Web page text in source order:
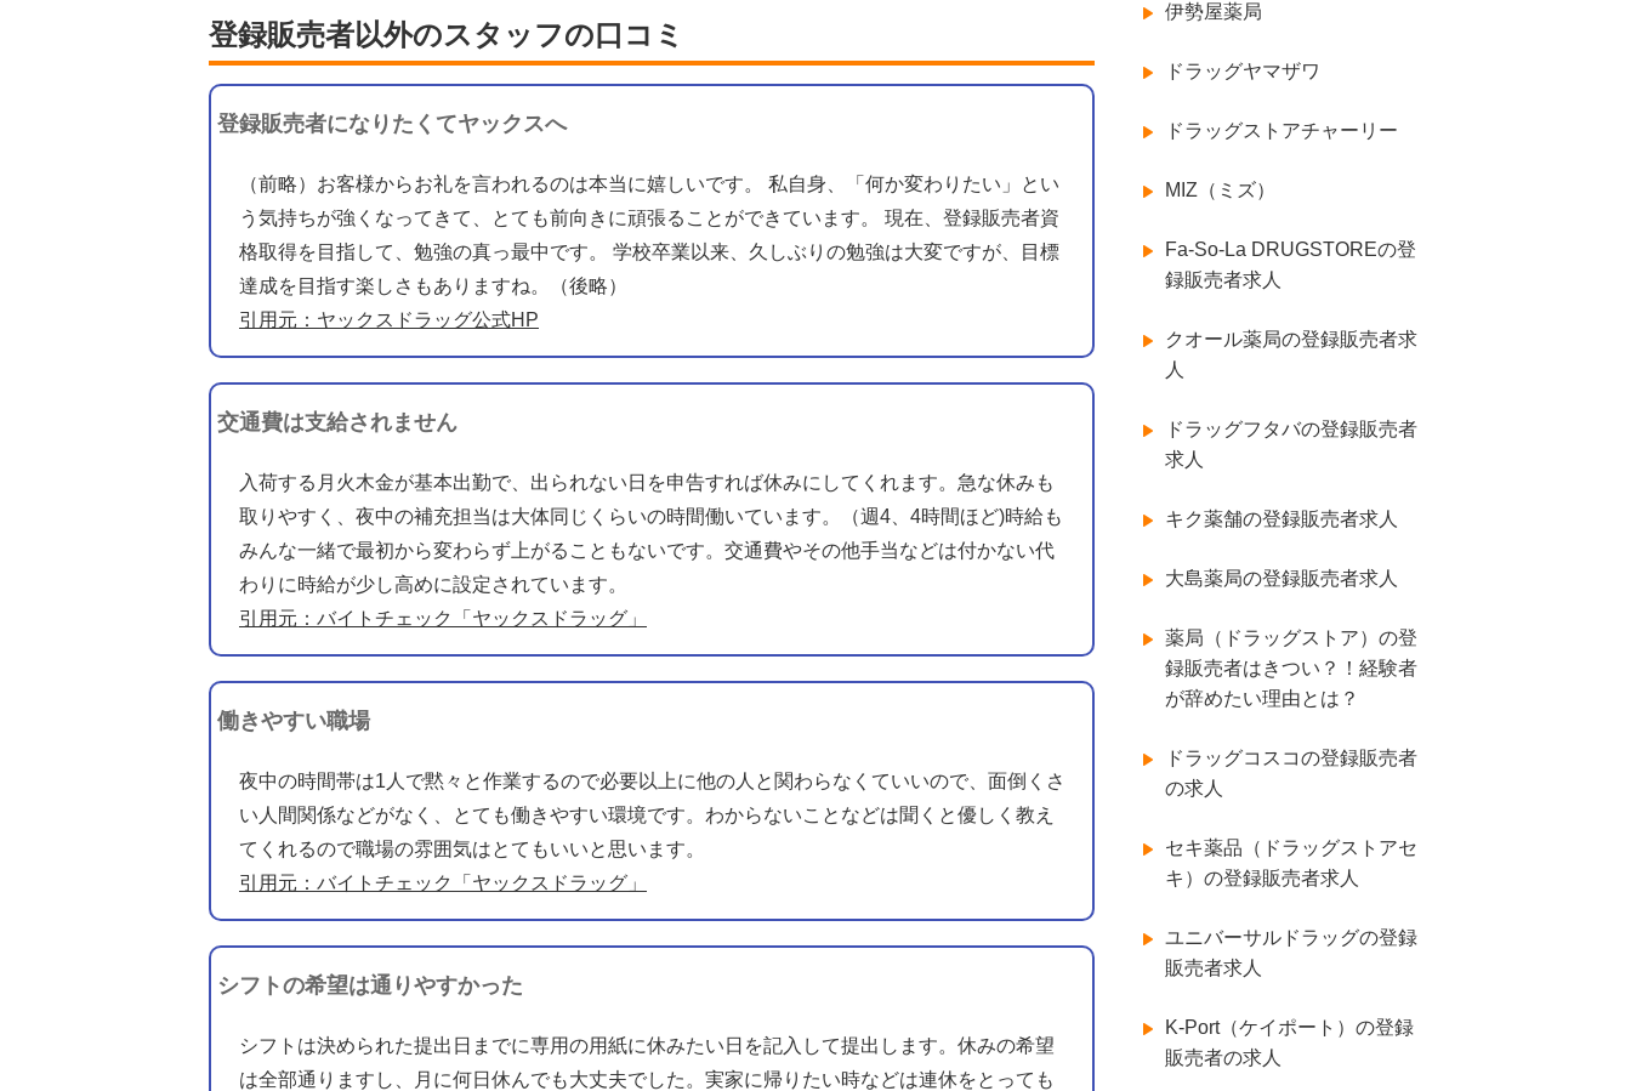
登録販売者以外のスタッフの口コミ
登録販売者になりたくてヤックスへ
（前略）お客様からお礼を言われるのは本当に嬉しいです。 私自身、「何か変わりたい」とい
う気持ちが強くなってきて、とても前向きに頑張ることができています。 現在、登録販売者資
格取得を目指して、勉強の真っ最中です。 学校卒業以来、久しぶりの勉強は大変ですが、目標
達成を目指す楽しさもありますね。（後略）
引用元：ヤックスドラッグ公式HP
交通費は支給されません
入荷する月火木金が基本出勤で、出られない日を申告すれば休みにしてくれます。急な休みも
取りやすく、夜中の補充担当は大体同じくらいの時間働いています。（週4、4時間ほど)時給も
みんな一緒で最初から変わらず上がることもないです。交通費やその他手当などは付かない代
わりに時給が少し高めに設定されています。
引用元：バイトチェック「ヤックスドラッグ」
働きやすい職場
夜中の時間帯は1人で黙々と作業するので必要以上に他の人と関わらなくていいので、面倒くさ
い人間関係などがなく、とても働きやすい環境です。わからないことなどは聞くと優しく教え
てくれるので職場の雰囲気はとてもいいと思います。
引用元：バイトチェック「ヤックスドラッグ」
シフトの希望は通りやすかった
シフトは決められた提出日までに専用の用紙に休みたい日を記入して提出します。休みの希望
は全部通りますし、月に何日休んでも大丈夫でした。実家に帰りたい時などは連休をとっても
伊勢屋薬局
ドラッグヤマザワ
ドラッグストアチャーリー
MIZ（ミズ）
Fa-So-La DRUGSTOREの登
録販売者求人
クオール薬局の登録販売者求
人
ドラッグフタバの登録販売者
求人
キク薬舗の登録販売者求人
大島薬局の登録販売者求人
薬局（ドラッグストア）の登
録販売者はきつい？！経験者
が辞めたい理由とは？
ドラッグコスコの登録販売者
の求人
セキ薬品（ドラッグストアセ
キ）の登録販売者求人
ユニバーサルドラッグの登録
販売者求人
K-Port（ケイポート）の登録
販売者の求人